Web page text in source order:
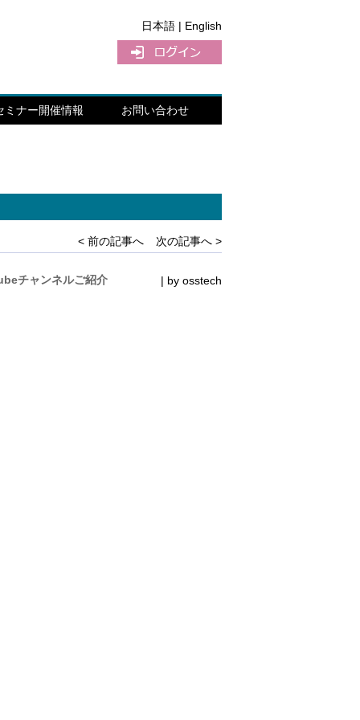
日本語 | English
ミナー開催情報 お問い合わせ
< 前の記事へ 次の記事へ >
チャンネルご紹介 | by osstech